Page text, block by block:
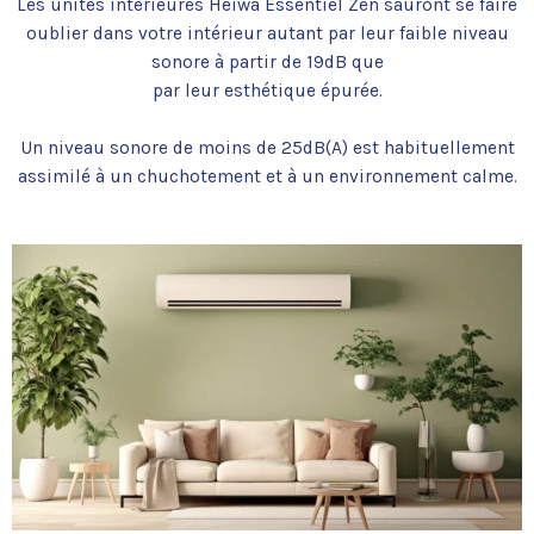
Les unités intérieures Heiwa Essentiel Zen sauront se faire
oublier dans votre intérieur autant par leur faible niveau
sonore à partir de 19dB que
par leur esthétique épurée.
Un niveau sonore de moins de 25dB(A) est habituellement
assimilé à un chuchotement et à un environnement calme.